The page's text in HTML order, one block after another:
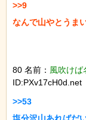
>>9
なんで山やとうま
80 名前： 風吹けば
ID:PXv17cH0d.net
>>53